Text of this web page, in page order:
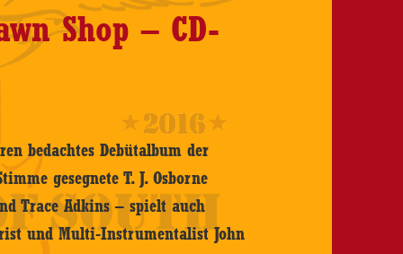
Shop – CD-
bedachtes Debütalbum der
gesegnete T. J. Osborne
Trace Adkins – spielt auch
und Multi-Instrumentalist John